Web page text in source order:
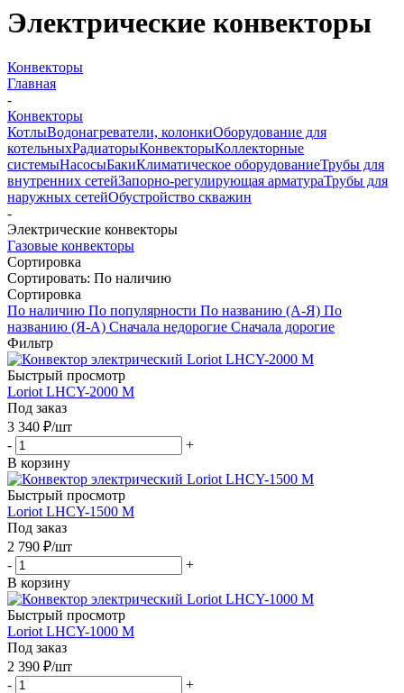
Электрические конвекторы
Конвекторы
Главная
-
Конвекторы
КотлыВодонагреватели, колонкиОборудование для
котельныхРадиаторыКонвекторыКоллекторные
системыНасосыБакиКлиматическое оборудованиеТрубы для
внутренних сетейЗапорно-регулирующая арматураТрубы для
наружных сетейОбустройство скважин
-
Электрические конвекторы
Газовые конвекторы
Сортировка
Сортировать: По наличию
Сортировка
По наличию По популярности По названию (А-Я) По
названию (Я-А) Сначала недорогие Сначала дорогие
Фильтр
Быстрый просмотр
Loriot LHCY-2000 M
Под заказ
3 340 ₽/шт
-
+
В корзину
Быстрый просмотр
Loriot LHCY-1500 M
Под заказ
2 790 ₽/шт
-
+
В корзину
Быстрый просмотр
Loriot LHCY-1000 M
Под заказ
2 390 ₽/шт
-
+